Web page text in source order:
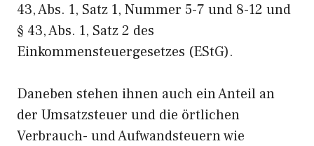
43, Abs. 1, Satz 1, Nummer 5-7 und 8-12 und
§ 43, Abs. 1, Satz 2 des
Einkommensteuergesetzes (EStG).
Daneben stehen ihnen auch ein Anteil an
der Umsatzsteuer und die örtlichen
Verbrauch- und Aufwandsteuern wie